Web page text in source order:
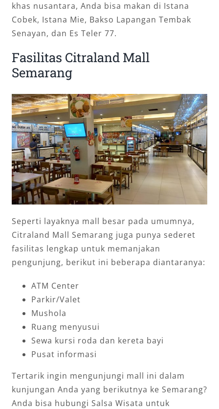
khas nusantara, Anda bisa makan di Istana
Cobek, Istana Mie, Bakso Lapangan Tembak
Senayan, dan Es Teler 77.
Fasilitas Citraland Mall
Semarang
Seperti layaknya mall besar pada umumnya,
Citraland Mall Semarang juga punya sederet
fasilitas lengkap untuk memanjakan
pengunjung, berikut ini beberapa diantaranya:
ATM Center
Parkir/Valet
Mushola
Ruang menyusui
Sewa kursi roda dan kereta bayi
Pusat informasi
Tertarik ingin mengunjungi mall ini dalam
kunjungan Anda yang berikutnya ke Semarang?
Anda bisa hubungi Salsa Wisata untuk